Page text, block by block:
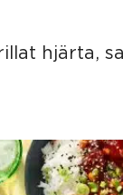
hjärta,